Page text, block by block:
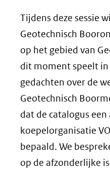
Tijdens deze sessie
Geotechnisch
op het gebied van
dit moment speelt in
gedachten over de
Geotechnisch
dat de catalogus
koepelorganisatie
bepaald. We
op de afzonderlijke